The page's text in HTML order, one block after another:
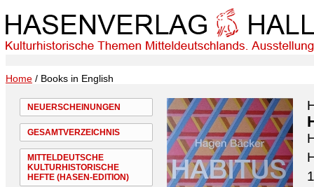
Home / Books in English
NEUERSCHEINUNGEN
GESAMTVERZEICHNIS
MITTELDEUTSCHE
KULTURHISTORISCHE
HEFTE (HASEN-EDITION)